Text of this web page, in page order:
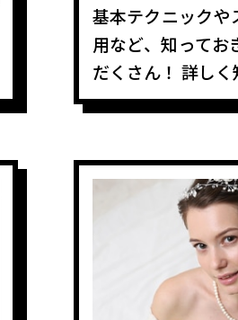
基本テクニックや
用など、知ってお
だくさん！ 詳しく